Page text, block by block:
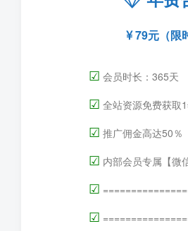
79元（限
☑ 会员时长：365天
☑ 全站资源免费获取
☑ 推广佣金高达50％
☑ 内部会员专属【微
☑
☑